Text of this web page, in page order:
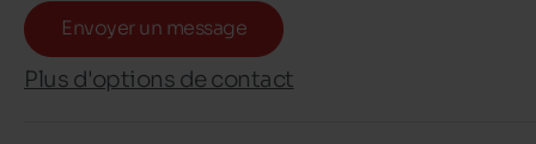
Envoyer un message
Plus d'options de contact